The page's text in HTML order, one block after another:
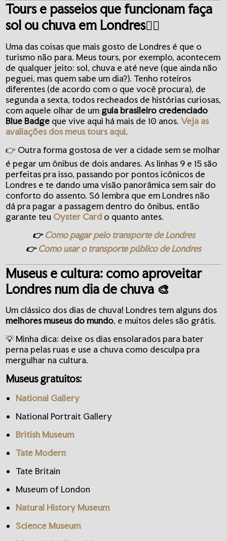
Tours e passeios que funcionam faça
sol ou chuva em Londres🚶‍♂️
Uma das coisas que mais gosto de Londres é que o
turismo não para. Meus tours, por exemplo, acontecem
de qualquer jeito: sol, chuva e até neve (que ainda não
peguei, mas quem sabe um dia?). Tenho roteiros
diferentes (de acordo com o que você procura), de
segunda a sexta, todos recheados de histórias curiosas,
com aquele olhar de um guia brasileiro credenciado
Blue Badge que vive aqui há mais de 10 anos.Veja as
avaliações dos meus tours aqui.
👉 Outra forma gostosa de ver a cidade sem se molhar
é pegar um ônibus de dois andares. As linhas 9 e 15 são
perfeitas pra isso, passando por pontos icônicos de
Londres e te dando uma visão panorâmica sem sair do
conforto do assento. Só lembra que em Londres não
dá pra pagar a passagem dentro do ônibus, então
garante teu Oyster Card o quanto antes.
👉Como pagar pelo transporte de Londres
👉Como usar o transporte público de Londres
Museus e cultura: como aproveitar
Londres num dia de chuva 🎨
Um clássico dos dias de chuva! Londres tem alguns dos
melhores museus do mundo, e muitos deles são grátis.
💡 Minha dica: deixe os dias ensolarados para bater
perna pelas ruas e use a chuva como desculpa pra
mergulhar na cultura.
Museus gratuitos:
National Gallery
National Portrait Gallery
British Museum
Tate Modern
Tate Britain
Museum of London
Natural History Museum
Science Museum